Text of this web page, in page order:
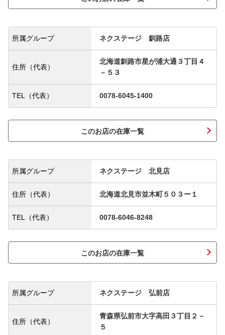
所属グループ ネクステージ 釧路店
住所（代表）
北海道釧路市星が浦大通３丁目４
－５３
TEL（代表） 0078-6045-1400
このお店の在庫一覧
所属グループ ネクステージ 北見店
住所（代表） 北海道北見市並木町５０３ー１
TEL（代表） 0078-6046-8248
このお店の在庫一覧
所属グループ ネクステージ 弘前店
住所（代表）
青森県弘前市大字高田３丁目２－
５